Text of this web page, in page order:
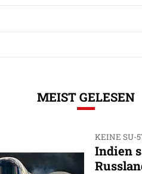
MEIST GELESEN
KEINE SU-
Indien